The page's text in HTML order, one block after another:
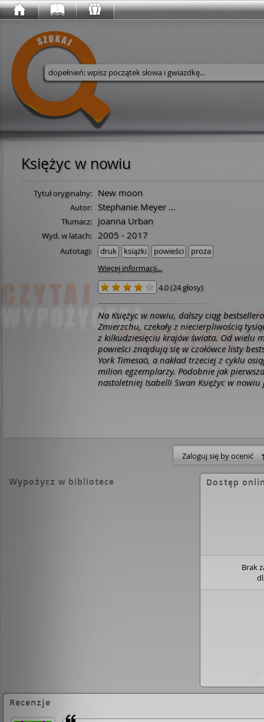
Wyszukaj w serwisie
Księżyc w nowiu
Tytuł oryginalny: New moon
Autor: Stephanie Meyer ...
Tłumacz: Joanna Urban
Wyd. w latach: 2005 - 2017
Autotagi: druk książki powieści
proza
Więcej informacji...
4.0(24 głosy)
Na Księżyc w nowiu, dalszy ciąg
Zmierzchu, czekały z niecierpliwością
z kilkudziesięciu krajów świata. Od wielu
powieści znajdują się w czołówce listy
York Timesaö, a nakład trzeciej z cyklu
milion egzemplarzy. Podobnie jak
nastoletniej Isabelli Swan Księżyc w nowiu
wszystkich tomów sagi, nie tylko jej
sama autorka ma duże szanse na
Edward Cullen to wciąż dla Belli
pod słońcem. Są parą i jest im razem
tylko chłopak nie był wampirem! Niestety,
Zaloguj się by ocenić
Wypożycz w bibliotece Dostęp
Brak
Recenzje